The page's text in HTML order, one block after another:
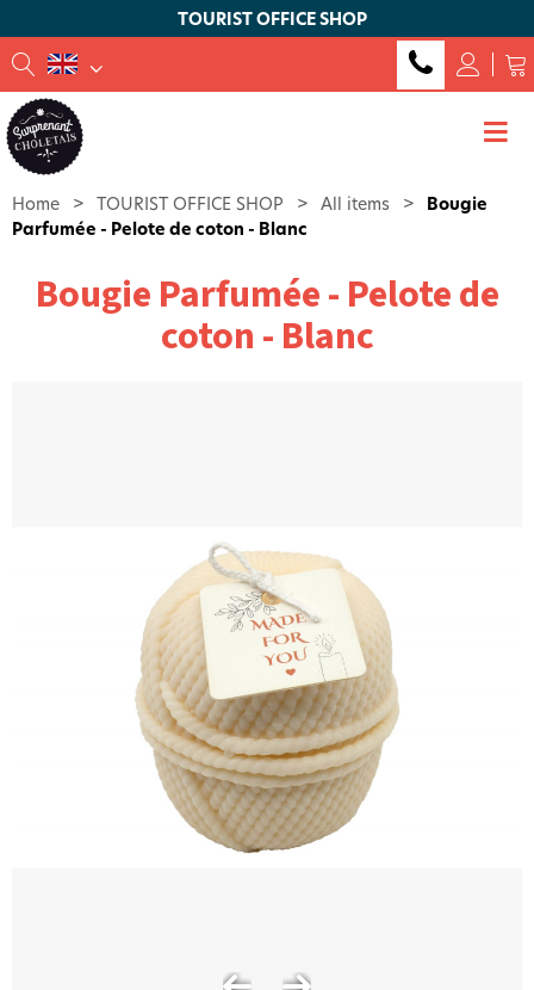
TOURIST OFFICE SHOP
Home > TOURIST OFFICE SHOP > All items >
Bougie
Parfumée - Pelote de coton - Blanc
Bougie Parfumée - Pelote de
coton - Blanc